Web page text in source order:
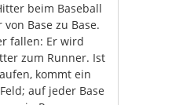
beim Baseball
Base zu Base.
fallen: Er wird
zum Runner. Ist
kommt ein
auf jeder Base